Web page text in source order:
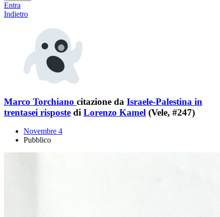
Entra
Indietro
Marco Torchiano citazione da Israele-Palestina in
trentasei risposte di Lorenzo Kamel (Vele, #247)
Novembre 4
Pubblico